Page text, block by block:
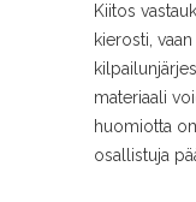
Kiitos
kierosti,
materiaali
huomiotta
osallistuja